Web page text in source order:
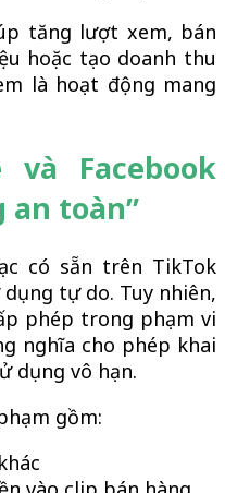
tăng lượt xem, bán
hoặc tạo doanh thu
là hoạt động mang
và Facebook
an toàn”
có sẵn trên TikTok
tự do. Tuy nhiên,
phép trong phạm vi
nghĩa cho phép khai
dụng vô hạn.
gồm: